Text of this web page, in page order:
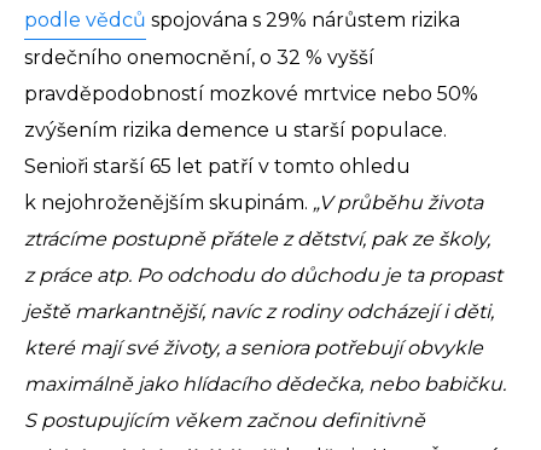
podle vědců spojována s 29% nárůstem rizika
srdečního onemocnění, o 32 % vyšší
pravděpodobností mozkové mrtvice nebo 50%
zvýšením rizika demence u starší populace.
Senioři starší 65 let patří v tomto ohledu
k nejohroženějším skupinám. „V průběhu života
ztrácíme postupně přátele z dětství, pak ze školy,
z práce atp. Po odchodu do důchodu je ta propast
ještě markantnější, navíc z rodiny odcházejí i děti,
které mají své životy, a seniora potřebují obvykle
maximálně jako hlídacího dědečka, nebo babičku.
S postupujícím věkem začnou definitivně